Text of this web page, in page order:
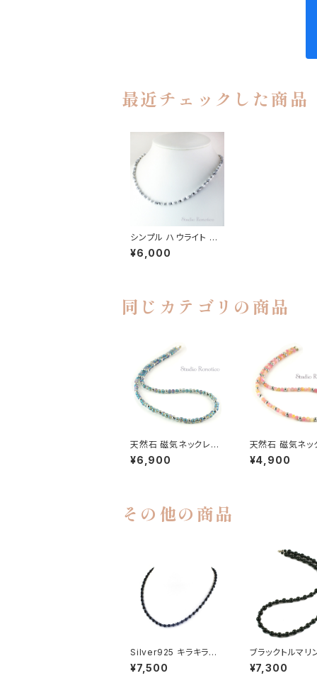
最近チェックした商品
シンプル ハウライト 天
然石 おしゃれ 磁気ネッ
クレス Silver925 メン
¥6,000
同じカテゴリの商品
天然石 磁気ネックレス
Silver925マグネットク
ラスプ おしゃれ 女性 男
¥6,900
天然石 磁気ネッ
Silver925マグネ
ラスプ おしゃれ
¥4,900
その他の商品
Silver925 キラキラカ
ットのブラックトルマリン
おしゃれ磁気ネックレス
¥7,500
ブラックトルマリ
クレス マイナス
天然石 bn-45
¥7,300